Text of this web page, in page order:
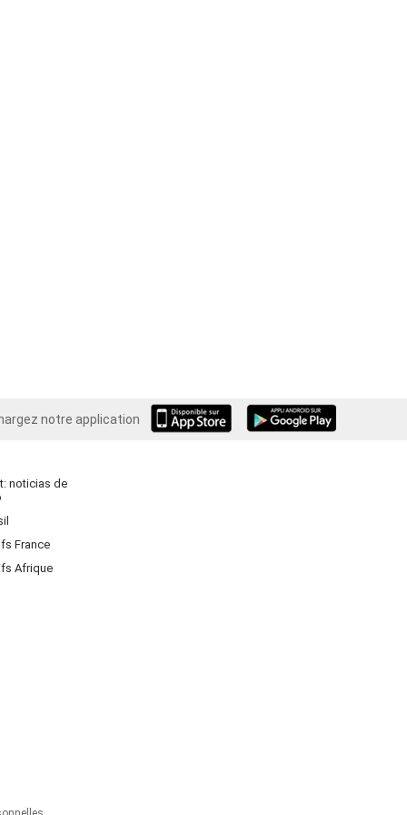
notre application
Android
noticias de
France
Afrique